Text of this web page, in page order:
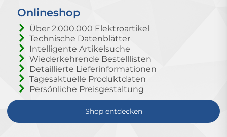
Onlineshop
Über 2.000.000 Elektroartikel
Technische Datenblätter
Intelligente Artikelsuche
Wiederkehrende Bestelllisten
Detaillierte Lieferinformationen
Tagesaktuelle Produktdaten
Persönliche Preisgestaltung
Shop entdecken